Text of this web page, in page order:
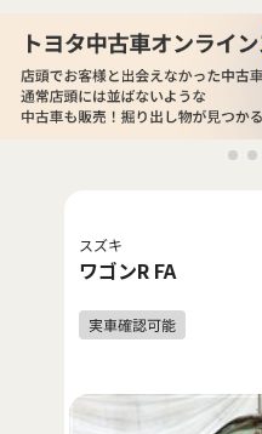
スズキ
ワゴンR FA